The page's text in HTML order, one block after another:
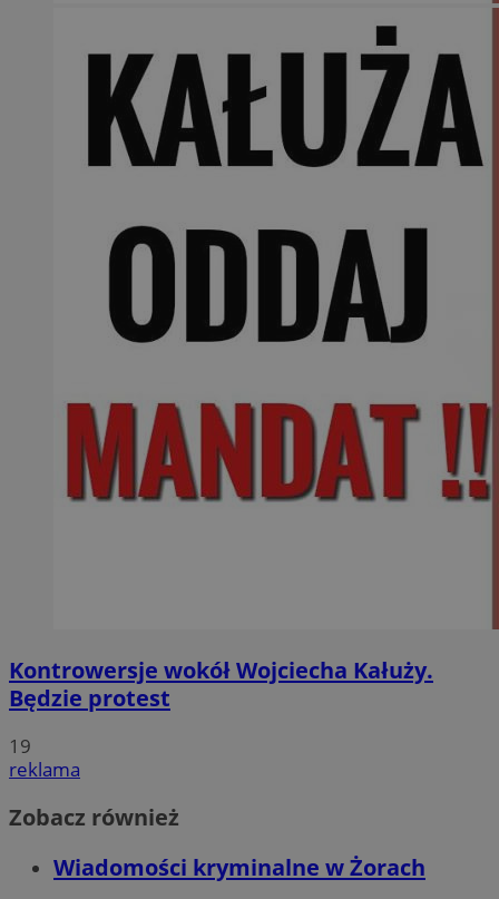
Kontrowersje wokół Wojciecha Kałuży.
Będzie protest
19
reklama
Zobacz również
Wiadomości kryminalne w Żorach